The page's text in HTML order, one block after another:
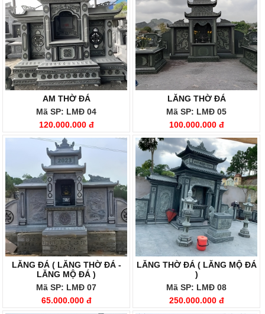
AM THỜ ĐÁ
Mã SP: LMĐ 04
120.000.000 đ
LĂNG THỜ ĐÁ
Mã SP: LMĐ 05
100.000.000 đ
LĂNG ĐÁ ( LĂNG THỜ ĐÁ -
LĂNG MỘ ĐÁ )
Mã SP: LMĐ 07
65.000.000 đ
LĂNG THỜ ĐÁ ( LĂNG MỘ ĐÁ
)
Mã SP: LMĐ 08
250.000.000 đ